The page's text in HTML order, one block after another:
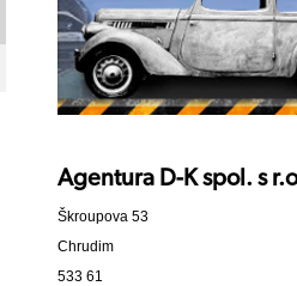
Agentura D-K spol. s
Škroupova 53
Chrudim
533 61